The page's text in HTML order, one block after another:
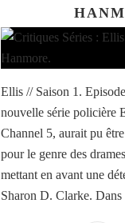
Ellis // Saison 1.
nouvelle série policière
Channel 5, aurait pu
pour le genre des
mettant en avant une
Sharon D. Clarke. Dans